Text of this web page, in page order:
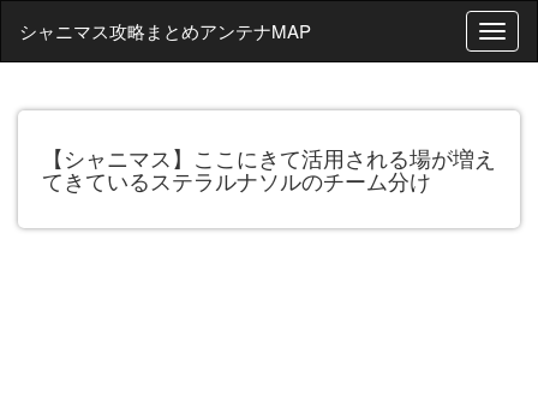
T
o
g
n
v
シャニマス攻略まとめアンテナMAP
【シャニマス】ここにきて活用される場が増え
てきているステラルナソルのチーム分け